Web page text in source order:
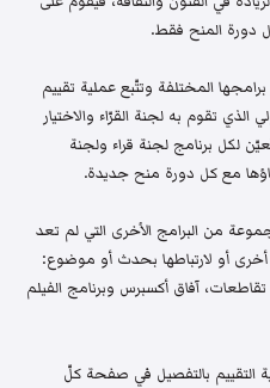
دورة المنح فقط.
نحو 1500 طلب عبر برامجها المختلفة وتتّبع عملية تقييم
الذي تقوم به لجنة القرّاء والاختيار
لكل برنامج لجنة قراء ولجنة
مع كل دورة منح جديدة.
من البرامج الأخرى التي لم تعد
أخرى أو لارتباطها بحدث أو موضوع:
تقاطعات، آفاق أكسبرس وبرنامج الفيلم
التقييم بالتفصيل في صفحة كلّ